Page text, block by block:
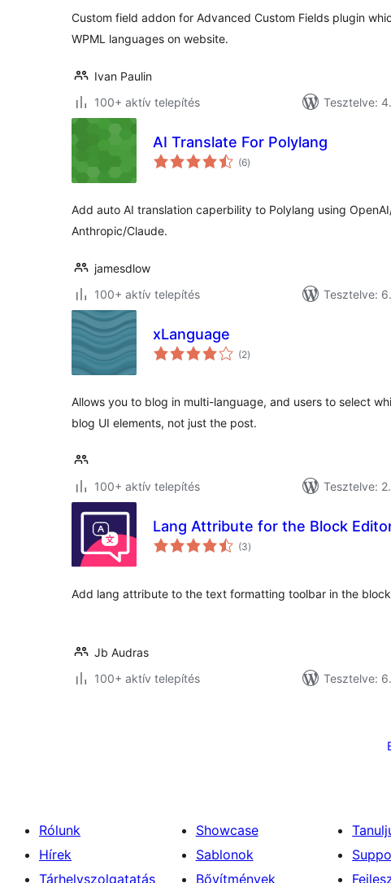
Custom field addon for Advanced Custom Fields plugin
WPML languages on website.
Ivan Paulin
100+ aktív telepítés
Tesztelve:
AI Translate For Polylang
(6értékelés
összesen
)
Add auto AI translation caperbility to Polylang using
Anthropic/Claude.
jamesdlow
100+ aktív telepítés
Tesztelve:
xLanguage
(2értékelés
összesen
)
Allows you to blog in multi-language, and users to select
blog UI elements, not just the post.
100+ aktív telepítés Tesztelve:
Lang Attribute for the Block
(3értékelés
összesen
)
Add lang attribute to the text formatting toolbar in the
Jb Audras
100+ aktív telepítés
Tesztelve:
Rólunk
Hírek
Tárhelyszolgatatás
Showcase
Sablonok
Bővítmények